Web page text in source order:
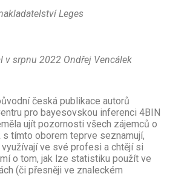
Leges
v srpnu 2022 Ondřej Vencálek
česká publikace autorů
pro bayesovskou inferenci 4BIN
ujít pozornosti všech zájemců o
tímto oborem teprve seznamují,
ve své profesi a chtějí si
o tom, jak lze statistiku použít ve
(či přesněji ve znaleckém